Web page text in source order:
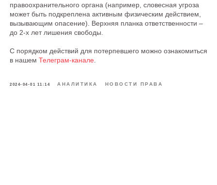
правоохранительного органа (например, словесная угроза
может быть подкреплена активным физическим действием,
вызывающим опасение). Верхняя планка ответственности –
до 2-х лет лишения свободы.
С порядком действий для потерпевшего можно ознакомиться
в нашем Телеграм-канале
2024-04-01 11:14 АНАЛИТИКА НОВОСТИ ПРАВА